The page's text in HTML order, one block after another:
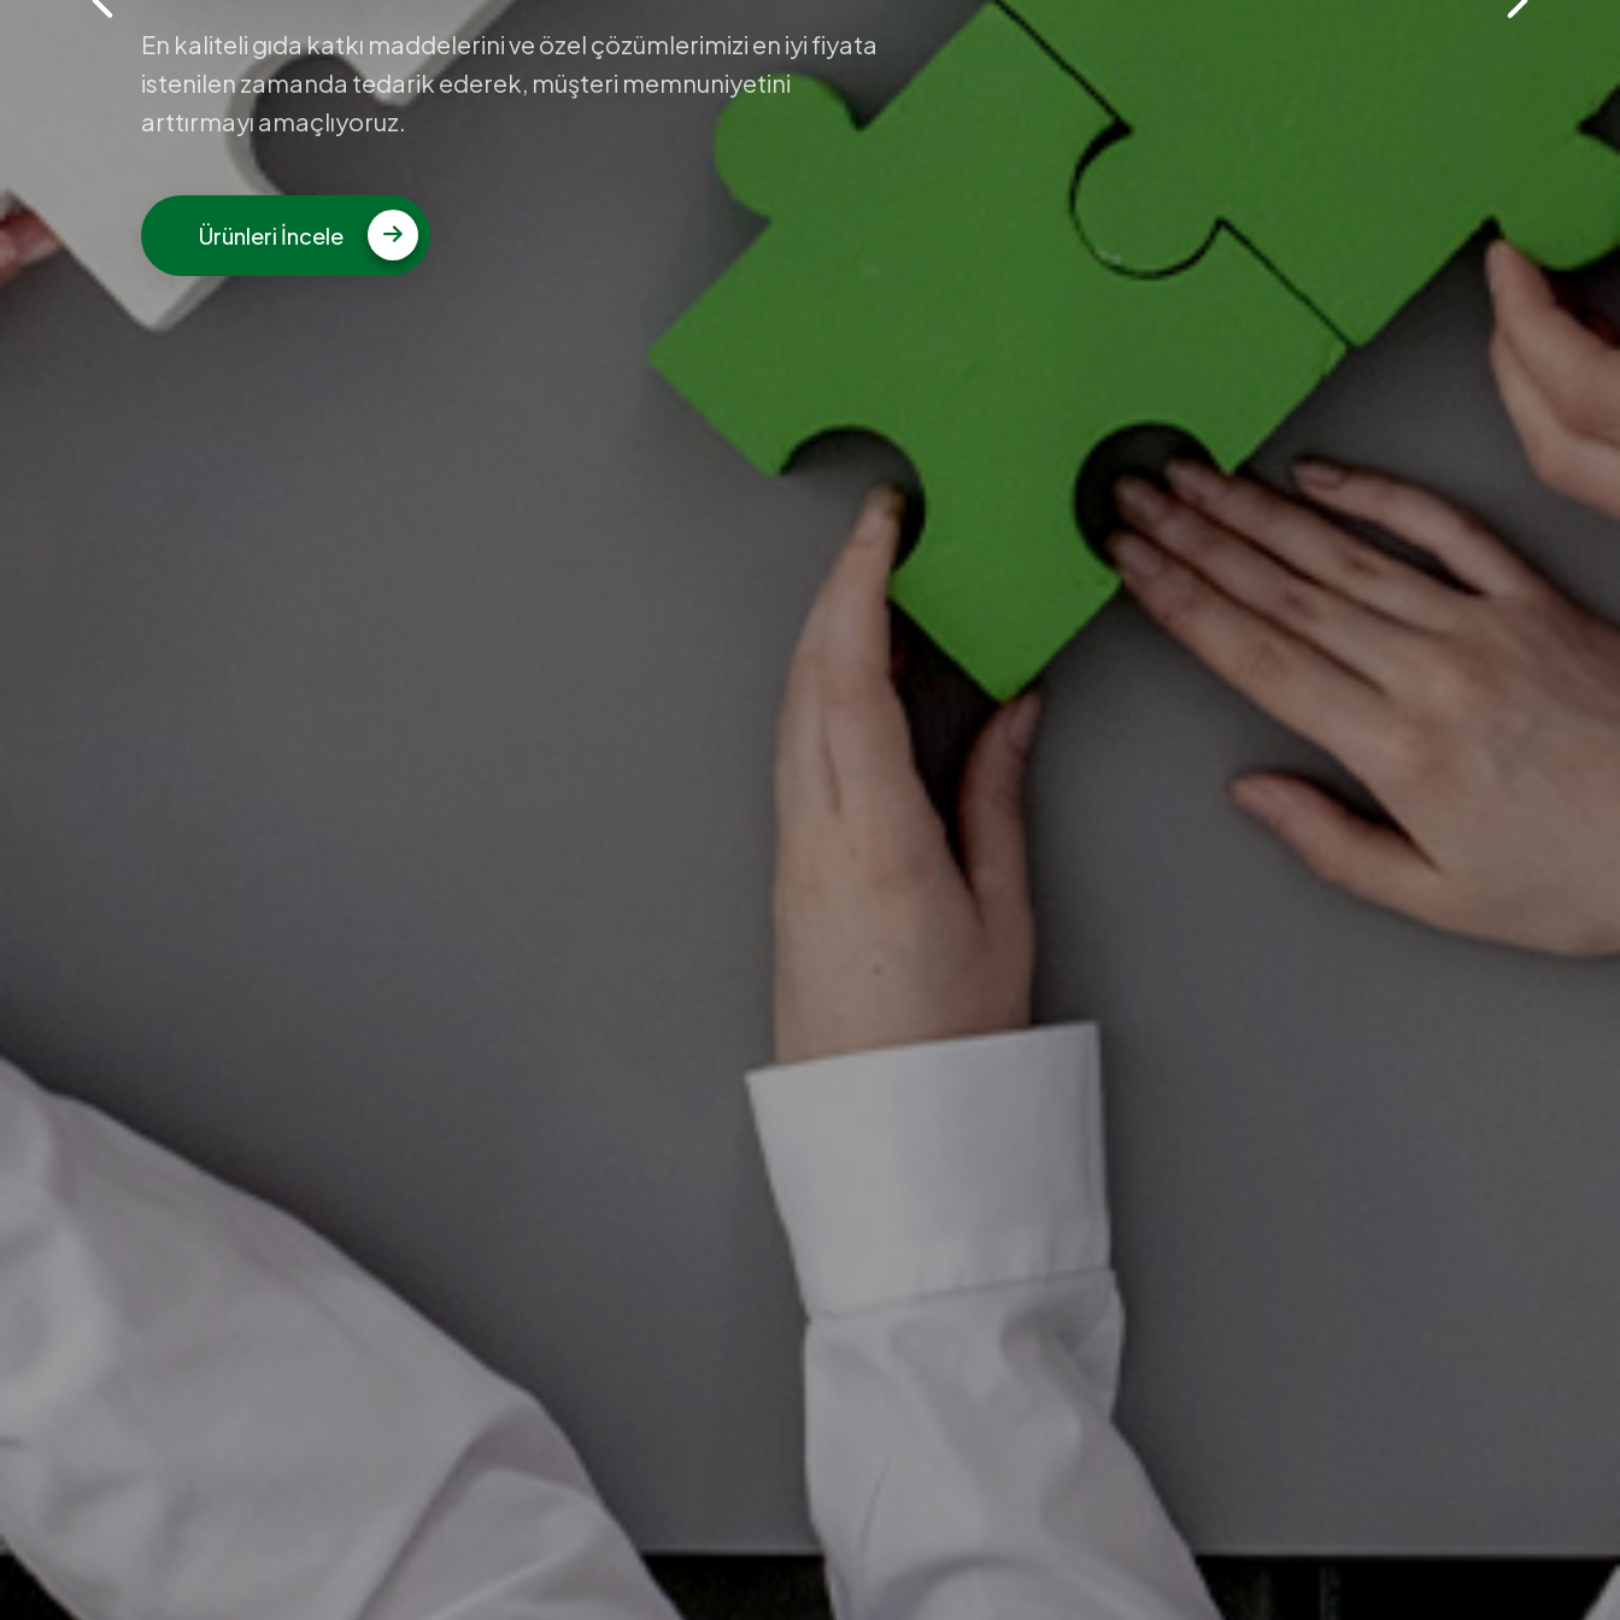
En kaliteli gıda katkı maddelerini ve özel çözümlerimizi en iyi fiyata
istenilen zamanda tedarik ederek, müşteri memnuniyetini
arttırmayı amaçlıyoruz.
Ürünleri İncele